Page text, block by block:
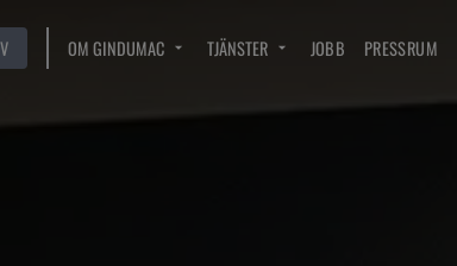
OM GINDUMAC TJÄNSTER JOBB PRESSRUM